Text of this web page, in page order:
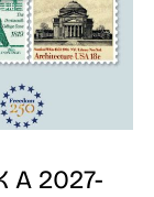
A 2027-